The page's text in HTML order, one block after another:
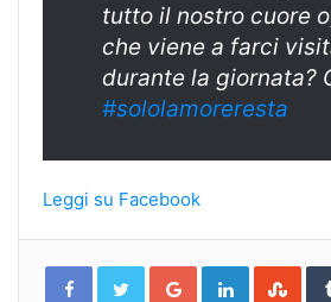
tutto il nostro cuore
che viene a farci
durante la giornata?
#sololamoreresta
Leggi su Facebook
Google+LinkedIn